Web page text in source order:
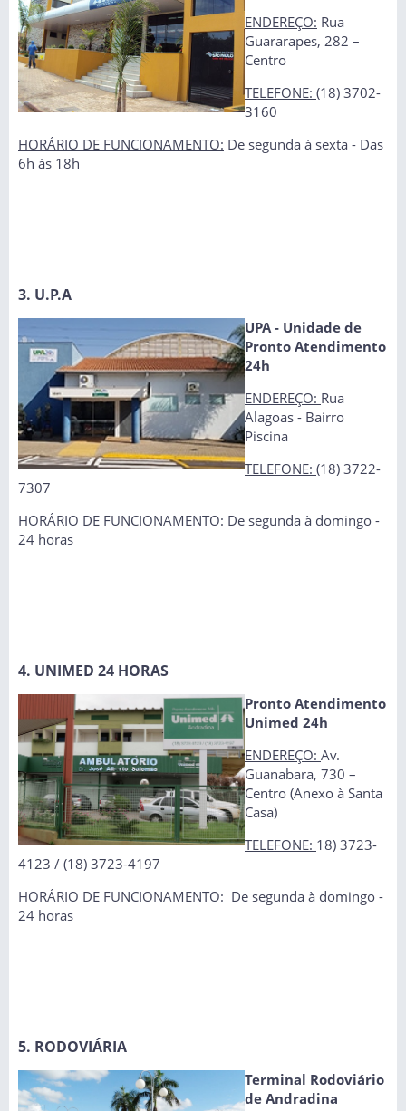
ENDEREÇO: Rua
Guararapes, 282 –
Centro
TELEFONE: (18) 3702-
3160
HORÁRIO DE FUNCIONAMENTO: De segunda à sexta - Das
6h às 18h
3. U.P.A
UPA - Unidade de
Pronto Atendimento
24h
ENDEREÇO: Rua
Alagoas - Bairro
Piscina
TELEFONE: (18) 3722-
7307
HORÁRIO DE FUNCIONAMENTO: De segunda à domingo -
24 horas
4. UNIMED 24 HORAS
Pronto Atendimento
Unimed 24h
ENDEREÇO: Av.
Guanabara, 730 –
Centro (Anexo à Santa
Casa)
TELEFONE: 18) 3723-
4123 / (18) 3723-4197
HORÁRIO DE FUNCIONAMENTO: De segunda à domingo -
24 horas
5. RODOVIÁRIA
Terminal Rodoviário
de Andradina